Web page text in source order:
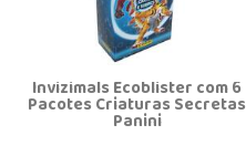
Invizimals Ecoblister com 6
Pacotes Criaturas Secretas
Panini